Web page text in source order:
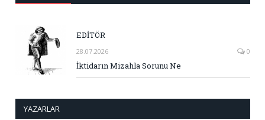
EDİTÖR
28.07.2026 0
İktidarın Mizahla Sorunu Ne
YAZARLAR